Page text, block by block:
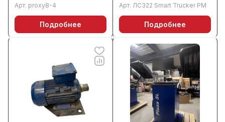
Арт. proxy8-4
Подробнее
Арт. ЛС322 Smart Trucker PM
Подробнее